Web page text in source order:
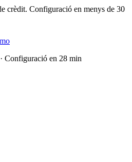
crèdit. Configuració en menys de 30
Configuració en 28 min